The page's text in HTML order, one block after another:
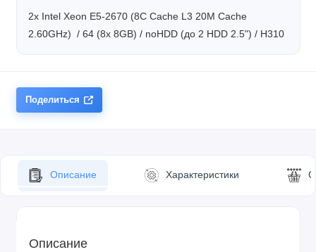
2x Intel Xeon E5-2670 (8C Cache L3 20M Cache
2.60GHz) / 64 (8x 8GB) / noHDD (до 2 HDD 2.5") / H310
Поделиться
Описание Характеристики
Описание